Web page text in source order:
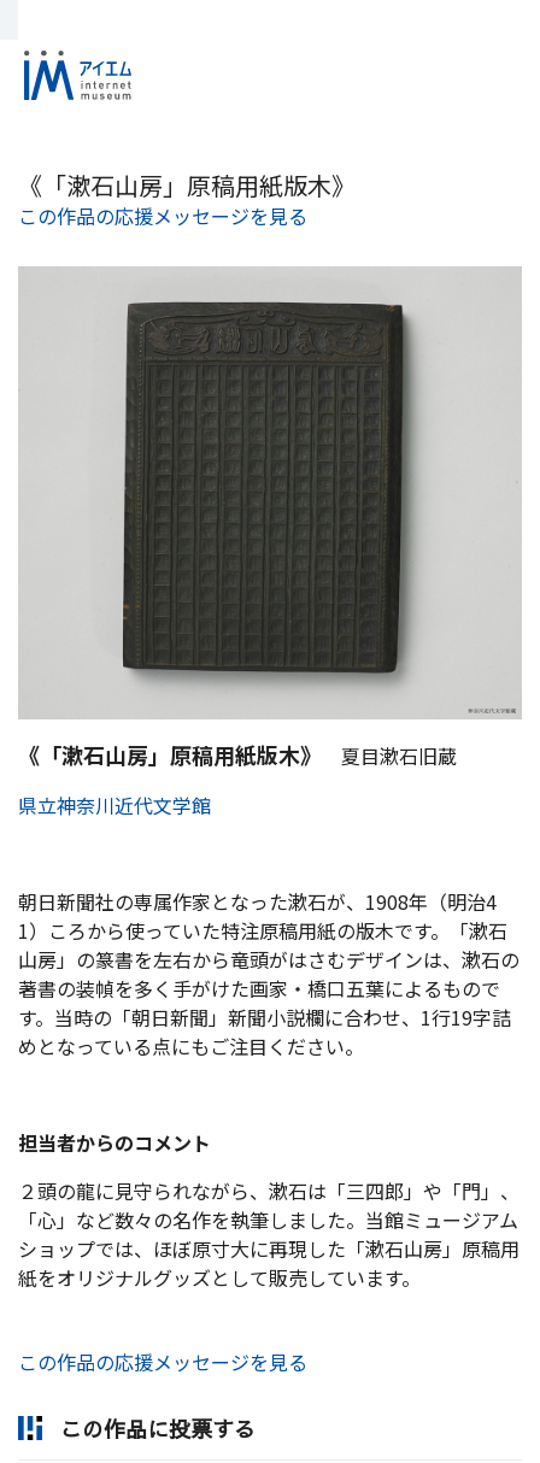
《「漱石山房」原稿用紙版木》
この作品の応援メッセージを見る
《「漱石山房」原稿用紙版木》
夏目漱石旧蔵
県立神奈川近代文学館
朝日新聞社の専属作家となった漱石が、1908年（明治4
1）ころから使っていた特注原稿用紙の版木です。「漱石
山房」の篆書を左右から竜頭がはさむデザインは、漱石の
著書の装幀を多く手がけた画家・橋口五葉によるもので
す。当時の「朝日新聞」新聞小説欄に合わせ、1行19字詰
めとなっている点にもご注目ください。
担当者からのコメント
２頭の龍に見守られながら、漱石は「三四郎」や「門」、
「心」など数々の名作を執筆しました。当館ミュージアム
ショップでは、ほぼ原寸大に再現した「漱石山房」原稿用
紙をオリジナルグッズとして販売しています。
この作品の応援メッセージを見る
この作品に投票する